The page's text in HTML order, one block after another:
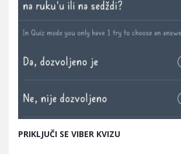
PRIKLJUČI SE VIBER KVIZU